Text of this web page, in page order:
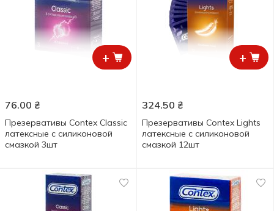
+
76.00 ₴
Презервативы Contex Classic
латексные с силиконовой
смазкой 3шт
+
324.50 ₴
Презервативы Contex Lights
латексные с силиконовой
смазкой 12шт